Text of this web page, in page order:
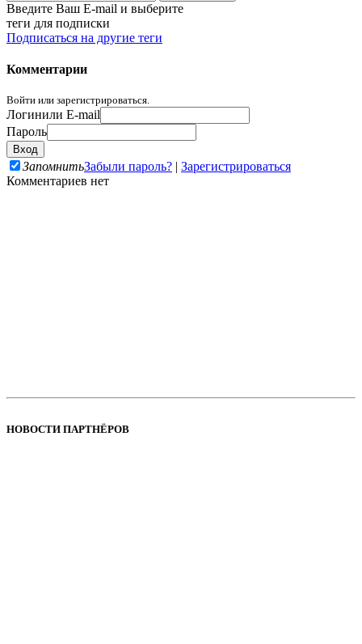
Введите Ваш E-mail и выберите
теги для подписки
Подписаться на другие теги
Комментарии
Войти или зарегистрироваться.
Логинили E-mail
Пароль
ЗапомнитьЗабыли пароль? | Зарегистрироваться
Комментариев нет
НОВОСТИ ПАРТНЁРОВ